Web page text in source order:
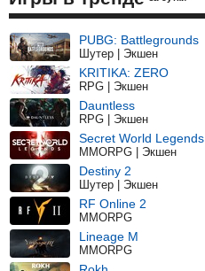
PUBG: Battlegrounds
Шутер | Экшен
KRITIKA: ZERO
RPG | Экшен
Dauntless
RPG | Экшен
Secret World Legends
MMORPG | Экшен
Destiny 2
Шутер | Экшен
RF Online 2
MMORPG
Lineage M
MMORPG